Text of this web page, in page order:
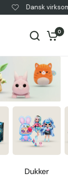
Dansk virksomhed
0
Dukker